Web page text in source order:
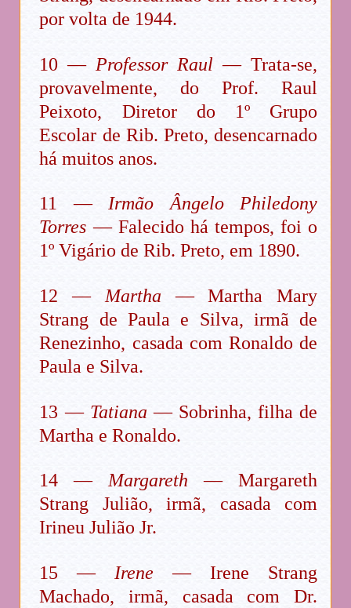
por volta de 1944.
10 — Professor Raul — Trata-se,
provavelmente, do Prof. Raul
Peixoto, Diretor do 1º Grupo
Escolar de Rib. Preto, desencarnado
há muitos anos.
11 —Irmão Ângelo Philedony
Torres — Falecido há tempos, foi o
1º Vigário de Rib. Preto, em 1890.
12 — Martha — Martha Mary
Strang de Paula e Silva, irmã de
Renezinho, casada com Ronaldo de
Paula e Silva.
13 — Tatiana — Sobrinha, filha de
Martha e Ronaldo.
14 — Margareth — Margareth
Strang Julião, irmã, casada com
Irineu Julião Jr.
15 — Irene — Irene Strang
Machado, irmã, casada com Dr.